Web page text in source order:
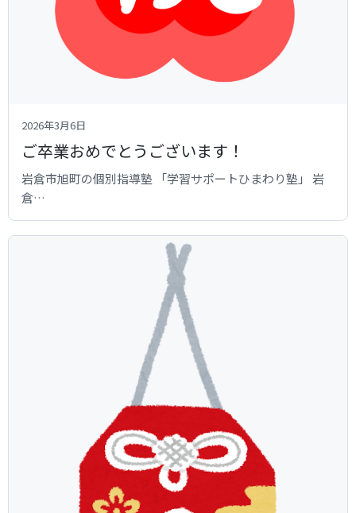
2026年3月6日
ご卒業おめでとうございます！
岩倉市旭町の個別指導塾 「学習サポートひまわり塾」 岩
倉…